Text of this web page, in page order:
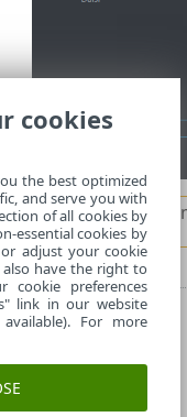
cookies
the best optimized
and serve you with
of all cookies by
essential cookies by
adjust your cookie
also have the right to
preferences
link in our website
For more